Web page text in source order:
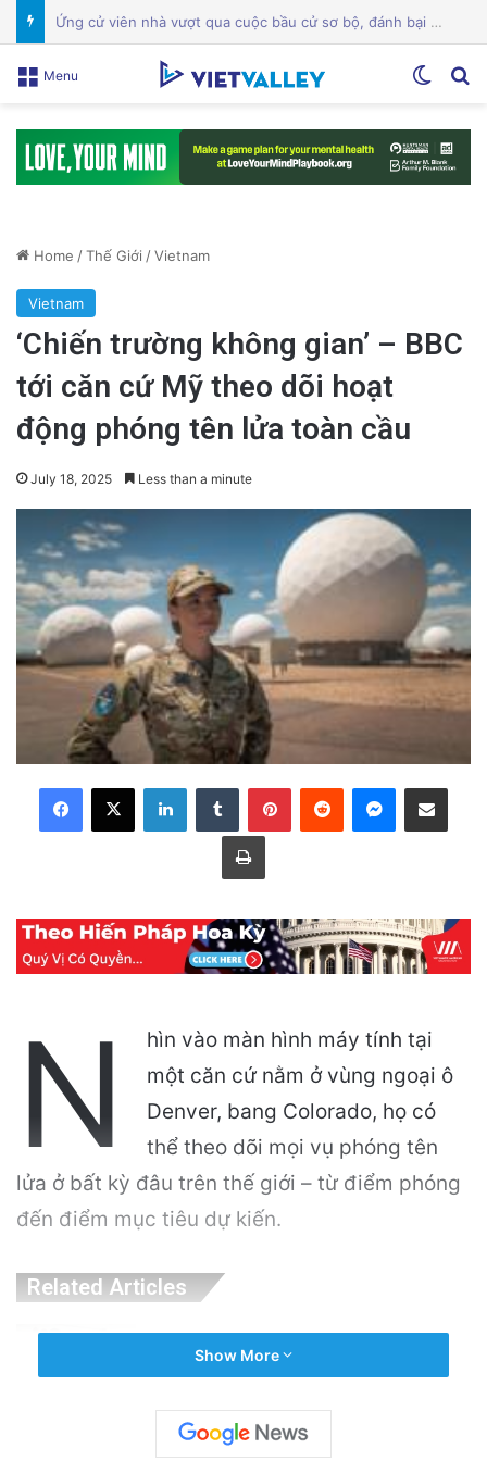
Một địa điểm thứ hai ở trung tâm San Jose đóng cửa giữa cuộc chiến giấy phép
Menu
Home /Thế Giới /Vietnam
Vietnam
‘Chiến trường không gian’ – BBC
tới căn cứ Mỹ theo dõi hoạt
động phóng tên lửa toàn cầu
July 18, 2025 Less than a minute
LinkedInTumblr PinterestReddit Messenger
Share via Email
Print
N
hìn vào màn hình máy tính tại
một căn cứ nằm ở vùng ngoại ô
Denver, bang Colorado, họ có
thể theo dõi mọi vụ phóng tên
lửa ở bất kỳ đâu trên thế giới – từ điểm phóng
đến điểm mục tiêu dự kiến.
Related Articles
Xã Hội: Nhận Diện ‘Phản Động’ Theo Quan
Điểm Đảng Cộng Sản Việt Nam
2 hours ago
Show More